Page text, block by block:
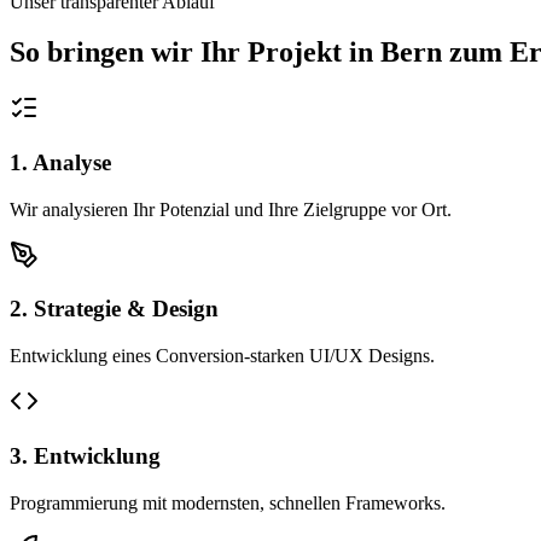
So bringen wir Ihr Projekt in Bern zum
1. Analyse
Wir analysieren Ihr Potenzial und Ihre Zielgruppe vor Ort.
2. Strategie & Design
Entwicklung eines Conversion-starken UI/UX Designs.
3. Entwicklung
Programmierung mit modernsten, schnellen Frameworks.